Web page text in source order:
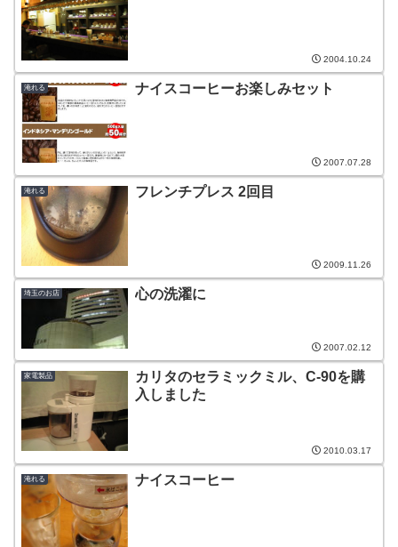
2004.10.24
淹れる ナイスコーヒーお楽しみセット
2007.07.28
淹れる フレンチプレス 2回目
2009.11.26
埼玉のお店 心の洗濯に
2007.02.12
家電製品
カリタのセラミックミル、C-90を購
入しました
2010.03.17
淹れる ナイスコーヒー